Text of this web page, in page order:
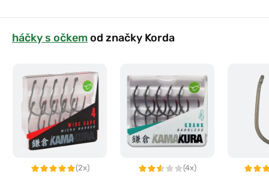
háčky s očkemod značky Korda
(2x) (4x)